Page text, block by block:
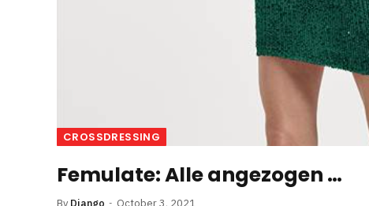
CROSSDRESSING
Femulate: Alle angezogen …
By Django October 3, 2021